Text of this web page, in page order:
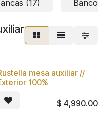
(17) Bancos
mesa auxiliar //
100%
$ 4,990.00